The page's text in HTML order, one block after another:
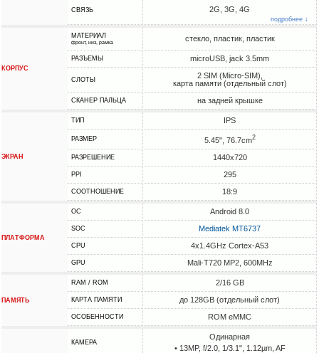
СВЯЗЬ 2G, 3G, 4G
подробнее ↓
КОРПУС
МАТЕРИАЛ
фронт, низ, рамка стекло, пластик, пластик
РАЗЪЕМЫ microUSB, jack 3.5mm
СЛОТЫ
2 SIM (Micro-SIM),
карта памяти (отдельный слот)
СКАНЕР ПАЛЬЦА на задней крышке
ЭКРАН
ТИП IPS
РАЗМЕР 5.45", 76.7cm2
РАЗРЕШЕНИЕ 1440x720
PPI 295
СООТНОШЕНИЕ 18:9
ПЛАТФОРМА
ОС Android 8.0
SOC Mediatek MT6737
CPU 4x1.4GHz Cortex-A53
GPU Mali-T720 MP2, 600MHz
ПАМЯТЬ
RAM / ROM 2/16 GB
КАРТА ПАМЯТИ до 128GB (отдельный слот)
ОСОБЕННОСТИ ROM eMMC
КАМЕРА
Одинарная
• 13MP, f/2.0, 1/3.1", 1.12µm, AF